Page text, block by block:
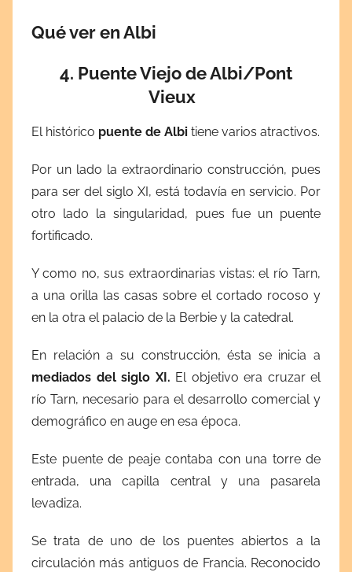
Qué ver en Albi
4. Puente Viejo de Albi/Pont
Vieux
El histórico puente de Albi tiene varios atractivos.
Por un lado la extraordinario construcción, pues
para ser del siglo XI, está todavía en servicio. Por
otro lado la singularidad, pues fue un puente
fortificado.
Y como no, sus extraordinarias vistas: el río Tarn,
a una orilla las casas sobre el cortado rocoso y
en la otra el palacio de la Berbie y la catedral.
En relación a su construcción, ésta se inicia a
mediados del siglo XI. El objetivo era cruzar el
río Tarn, necesario para el desarrollo comercial y
demográfico en auge en esa época.
Este puente de peaje contaba con una torre de
entrada, una capilla central y una pasarela
levadiza.
Se trata de uno de los puentes abiertos a la
circulación más antiguos de Francia. Reconocido